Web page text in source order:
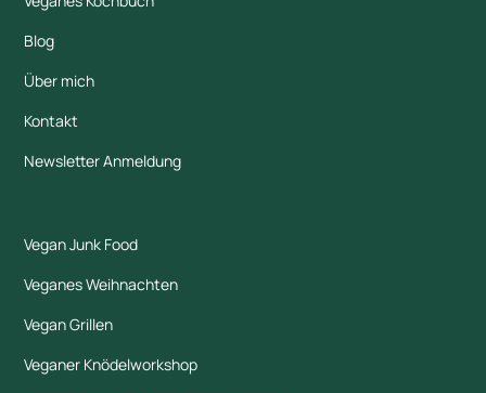
Blog
Über mich
Kontakt
Newsletter Anmeldung
Vegan Junk Food
Veganes Weihnachten
Vegan Grillen
Veganer Knödelworkshop